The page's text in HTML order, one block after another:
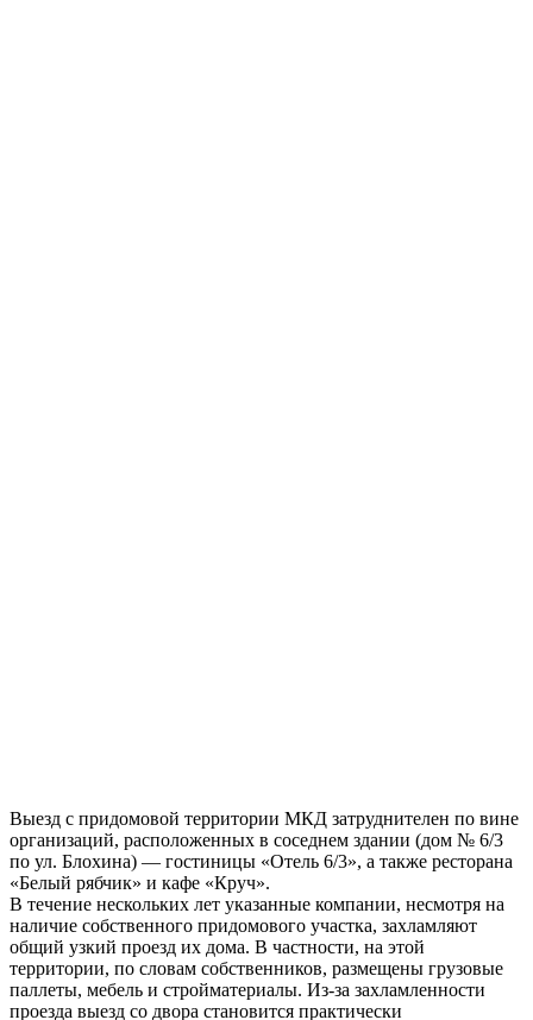
Выезд с придомовой территории МКД затруднителен по вине
организаций, расположенных в соседнем здании (дом № 6/3
по ул. Блохина) — гостиницы «Отель 6/3», а также ресторана
«Белый рябчик» и кафе «Круч».
В течение нескольких лет указанные компании, несмотря на
наличие собственного придомового участка, захламляют
общий узкий проезд их дома. В частности, на этой
территории, по словам собственников, размещены грузовые
паллеты, мебель и стройматериалы. Из-за захламленности
проезда выезд со двора становится практически